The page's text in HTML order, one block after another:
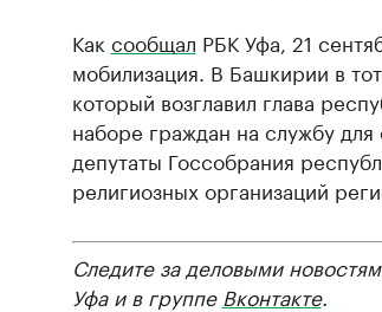
Как сообщал РБК Уфа, 21
мобилизация. В Башкирии в
который возглавил глава
наборе граждан на службу
депутаты Госсобрания
религиозных организаций
Следите за деловыми
Уфа и в группе Вконтакте.